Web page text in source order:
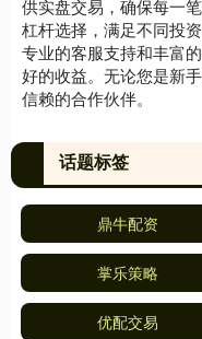
供实盘交易，确保每一
杠杆选择，满足不同投
专业的客服支持和丰富
好的收益。无论您是新
信赖的合作伙伴。
话题标签
鼎牛配资
掌乐策略
优配交易